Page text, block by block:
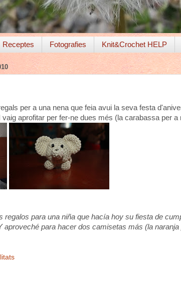
Receptes Fotografies Knit&Crochet HELP
per a una nena que feia avui la seva festa
aprofitar per fer-ne dues més (la carabassa per a
regalos para una niña que hacía hoy su fiesta de
aproveché para hacer dos camisetas más (la naranja